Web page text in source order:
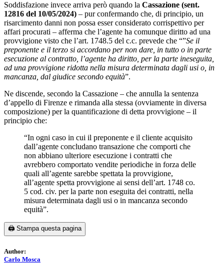
Soddisfazione invece arriva però quando la Cassazione (sent.
12816 del 10/05/2024) – pur confermando che, di principio, un
risarcimento danni non possa esser considerato corrispettivo per
affari procurati – afferma che l’agente ha comunque diritto ad una
provvigione visto che l’art. 1748.5 del c.c. prevede che “”Se il
preponente e il terzo si accordano per non dare, in tutto o in parte
esecuzione al contratto, l’agente ha diritto, per la parte ineseguita,
ad una provvigione ridotta nella misura determinata dagli usi o, in
mancanza, dal giudice secondo equità”.
Ne discende, secondo la Cassazione – che annulla la sentenza
d’appello di Firenze e rimanda alla stessa (ovviamente in diversa
composizione) per la quantificazione di detta provvigione – il
principio che:
“In ogni caso in cui il preponente e il cliente acquisito
dall’agente concludano transazione che comporti che
non abbiano ulteriore esecuzione i contratti che
avrebbero comportato vendite periodiche in forza delle
quali all’agente sarebbe spettata la provvigione,
all’agente spetta provvigione ai sensi dell’art. 1748 co.
5 cod. civ. per la parte non eseguita dei contratti, nella
misura determinata dagli usi o in mancanza secondo
equità”.
🖨️ Stampa questa pagina
Author:
Carlo Mosca